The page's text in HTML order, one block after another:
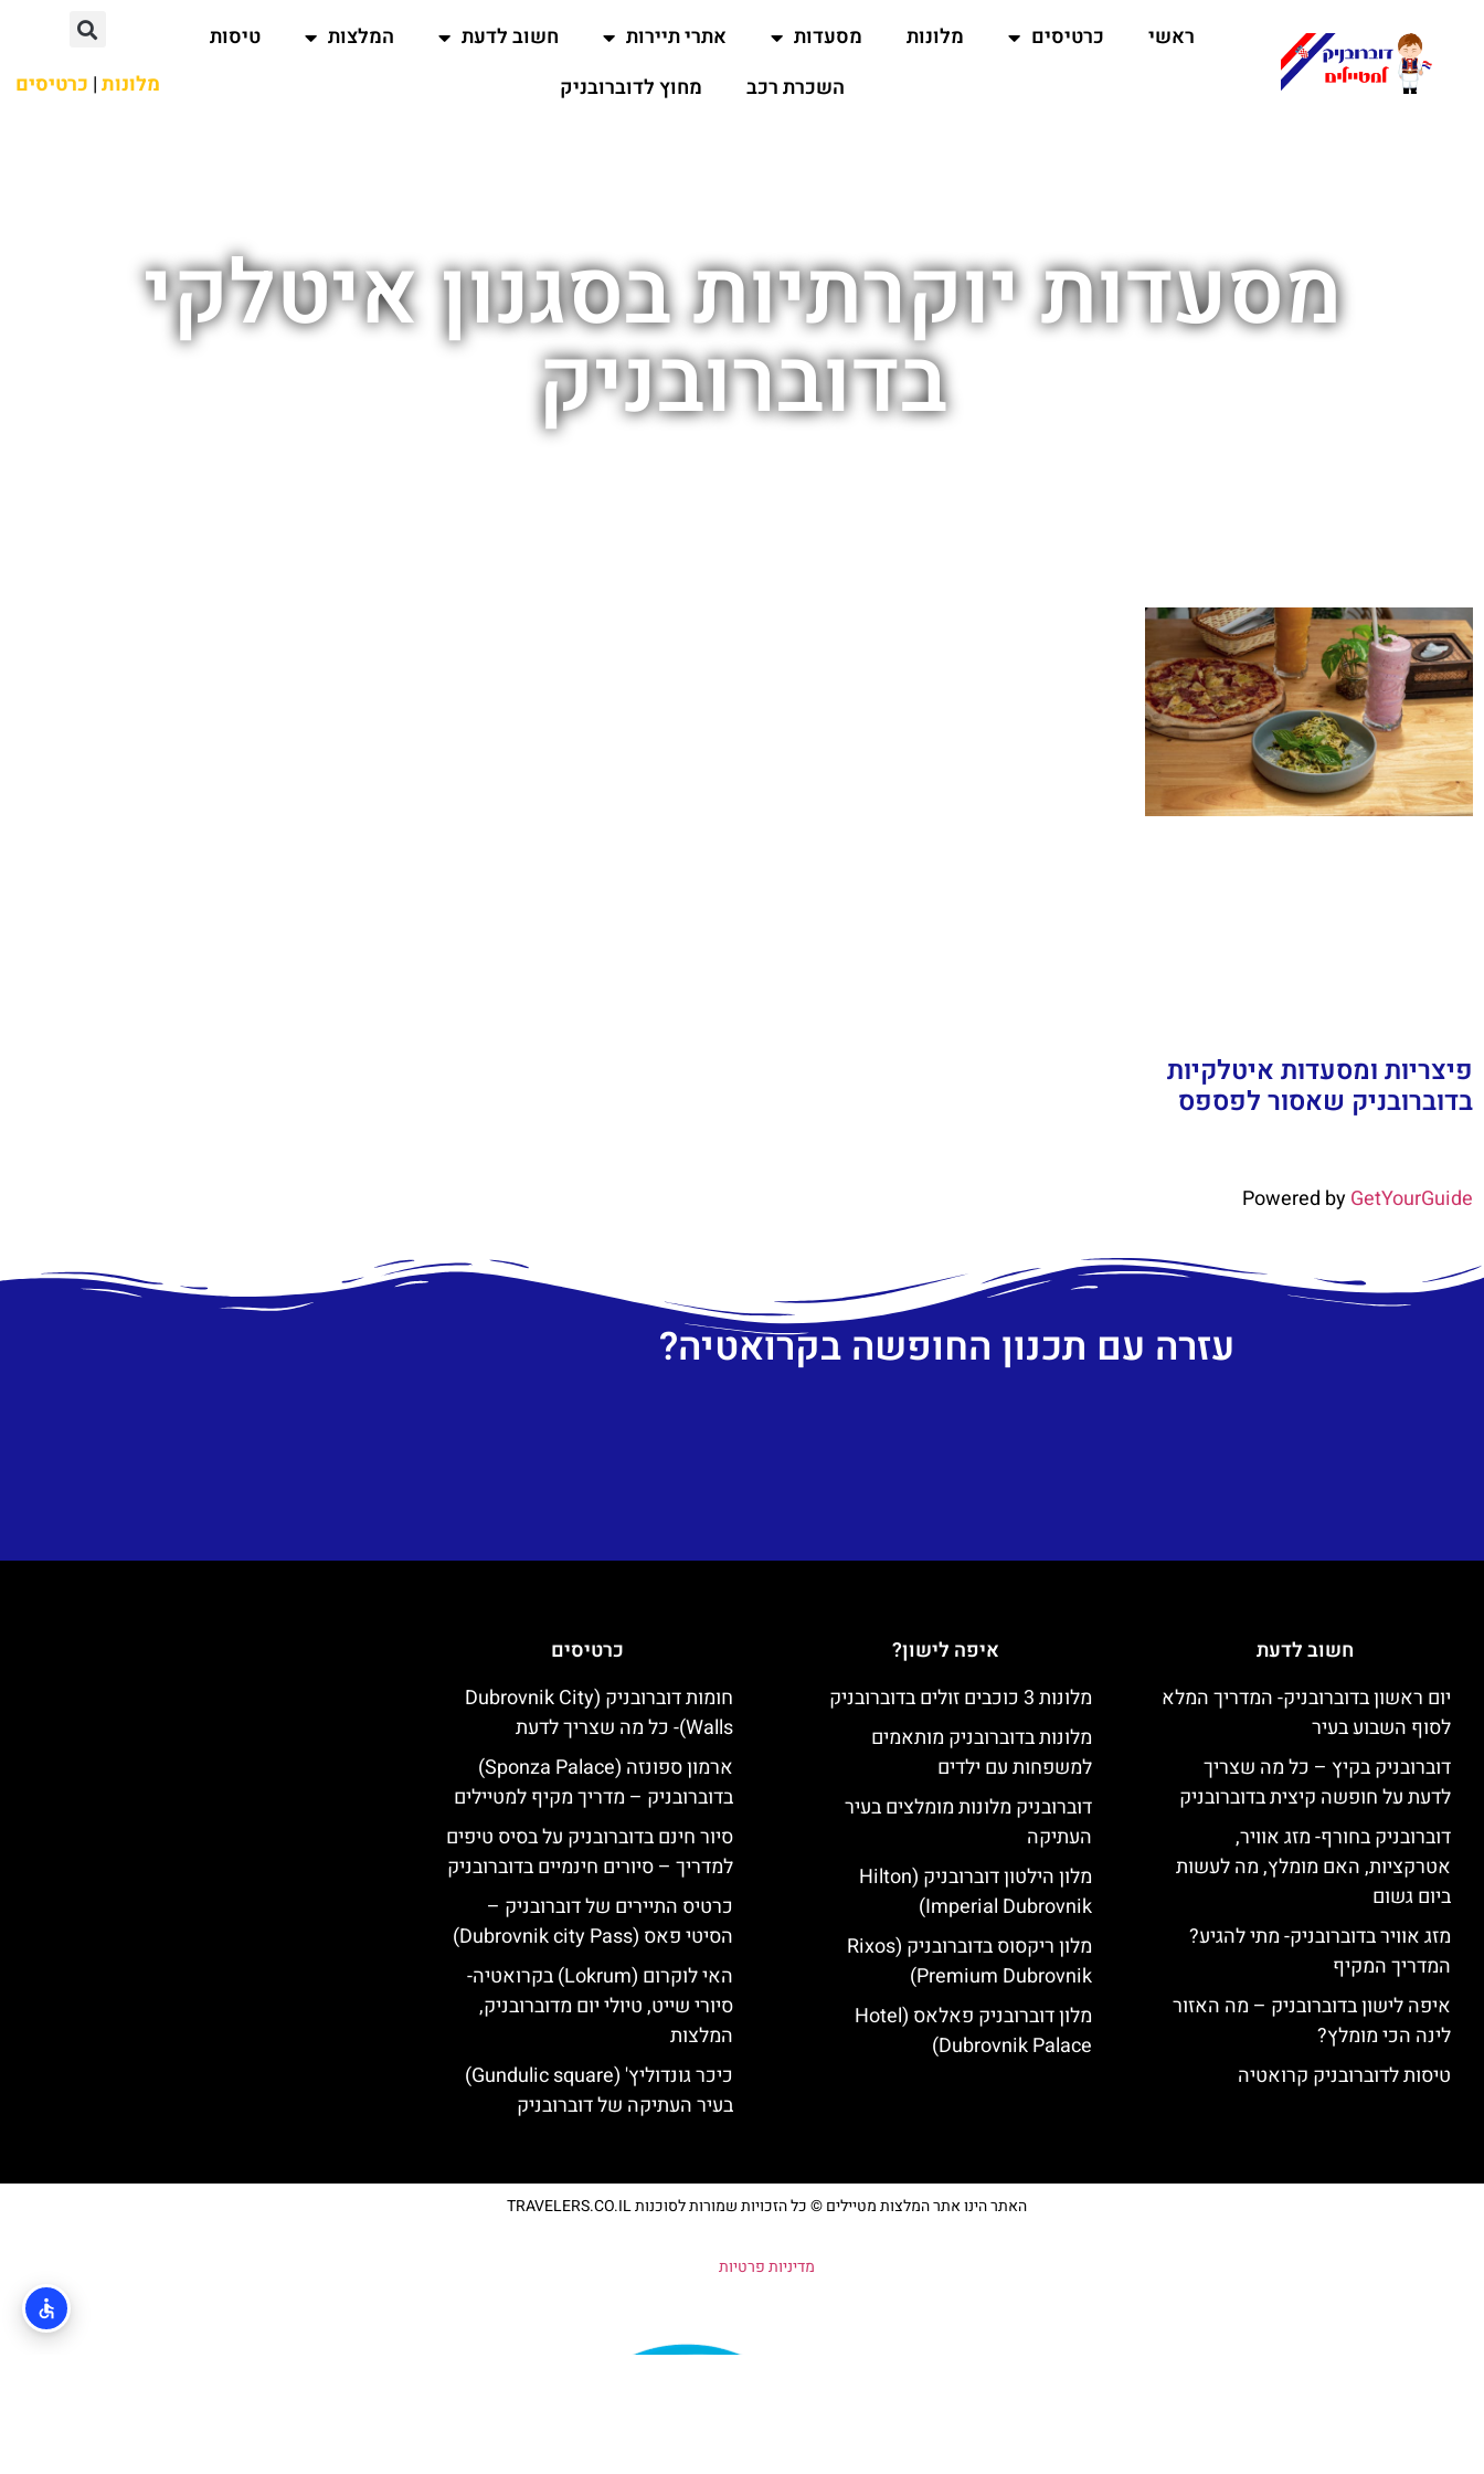
ראשי כרטיסים מלונות מסעדות אתרי תיירות חשוב לדעת המלצות
טיסות
השכרת רכב
מחוץ לדוברובניק מלונות| כרטיסים
מסעדות יוקרתיות בסגנון איטלקי
בדוברובניק
פיצריות ומסעדות איטלקיות
בדוברובניק שאסור לפספס
Powered byGetYourGuide
עזרה עם תכנון החופשה בקרואטיה?
חשוב לדעת
יום ראשון בדוברובניק- המדריך המלא
לסוף השבוע בעיר
דוברובניק בקיץ – כל מה שצריך
לדעת על חופשה קיצית בדוברובניק
דוברובניק בחורף- מזג אוויר,
אטרקציות, האם מומלץ, מה לעשות
ביום גשום
מזג אוויר בדוברובניק- מתי להגיע?
המדריך המקיף
איפה לישון בדוברובניק – מה האזור
לינה הכי מומלץ?
טיסות לדוברובניק קרואטיה
איפה לישון?
מלונות 3 כוכבים זולים בדוברובניק
מלונות בדוברובניק מותאמים
למשפחות עם ילדים
דוברובניק מלונות מומלצים בעיר
העתיקה
מלון הילטון דוברובניק (Hilton
Imperial Dubrovnik)
מלון ריקסוס בדוברובניק (Rixos
Premium Dubrovnik)
מלון דוברובניק פאלאס (Hotel
Dubrovnik Palace)
כרטיסים
חומות דוברובניק (Dubrovnik City
Walls)- כל מה שצריך לדעת
ארמון ספונזה (Sponza Palace)
בדוברובניק – מדריך מקיף למטיילים
סיור חינם בדוברובניק על בסיס טיפים
למדריך – סיורים חינמיים בדוברובניק
כרטיס התיירים של דוברובניק –
הסיטי פאס (Dubrovnik city Pass)
האי לוקרום (Lokrum) בקרואטיה-
סיורי שייט, טיולי יום מדוברובניק,
המלצות
כיכר גונדוליץ' (Gundulic square)
בעיר העתיקה של דוברובניק
האתר הינו אתר המלצות מטיילים © כל הזכויות שמורות לסוכנות TRAVELERS.CO.IL
מדיניות פרטיות